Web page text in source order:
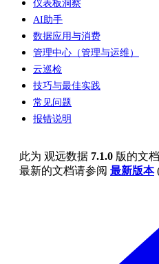
仪表板洞察
AI助手
数据应用与消费
管理中心（管理与运维）
云巡检
技巧与最佳实践
常见问题
报错说明
此为 观远数据 7.1.0 版的文
最新的文档请参阅 最新版本